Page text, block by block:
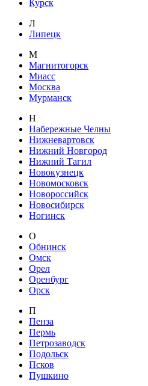
Курск
Л
Липецк
М
Магнитогорск
Миасс
Москва
Мурманск
Н
Набережные Челны
Нижневартовск
Нижний Новгород
Нижний Тагил
Новокузнецк
Новомосковск
Новороссийск
Новосибирск
Ногинск
О
Обнинск
Омск
Орел
Оренбург
Орск
П
Пенза
Пермь
Петрозаводск
Подольск
Псков
Пушкино